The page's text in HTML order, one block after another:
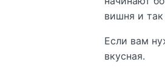
вишня и так
Если вам
вкусная.